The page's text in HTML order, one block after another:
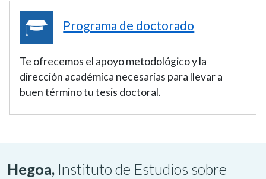
Programa de doctorado
Te ofrecemos el apoyo metodológico y la
dirección académica necesarias para llevar a
buen término tu tesis doctoral.
Hegoa, Instituto de Estudios sobre